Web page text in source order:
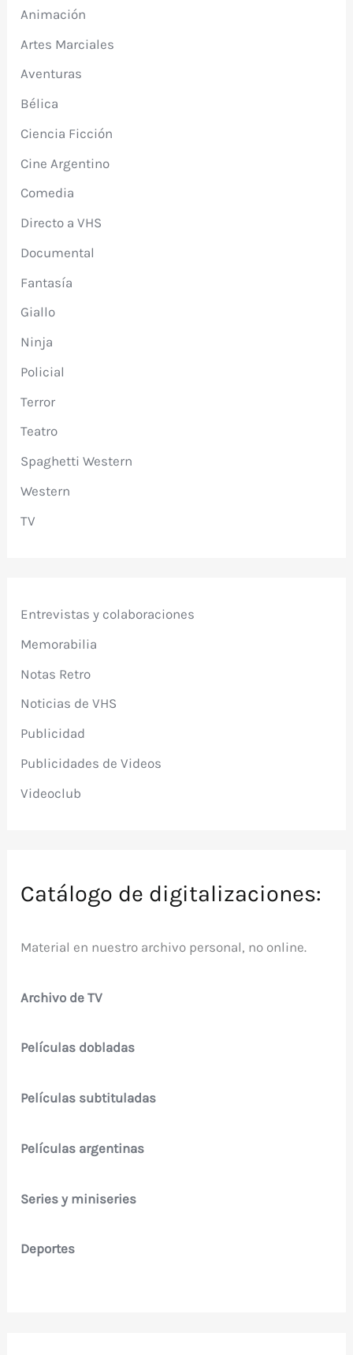
Animación
Artes Marciales
Aventuras
Bélica
Ciencia Ficción
Cine Argentino
Comedia
Directo a VHS
Documental
Fantasía
Giallo
Ninja
Policial
Terror
Teatro
Spaghetti Western
Western
TV
Entrevistas y colaboraciones
Memorabilia
Notas Retro
Noticias de VHS
Publicidad
Publicidades de Videos
Videoclub
Catálogo de digitalizaciones:
Material en nuestro archivo personal, no online.
Archivo de TV
Películas dobladas
Películas subtituladas
Películas argentinas
Series y miniseries
Deportes